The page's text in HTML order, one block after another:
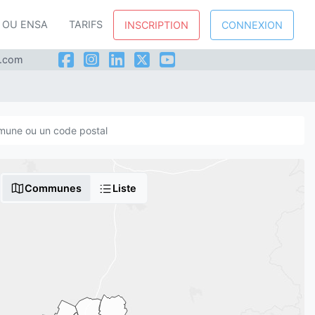
OU ENSA TARIFS INSCRIPTION CONNEXION
Communes Liste